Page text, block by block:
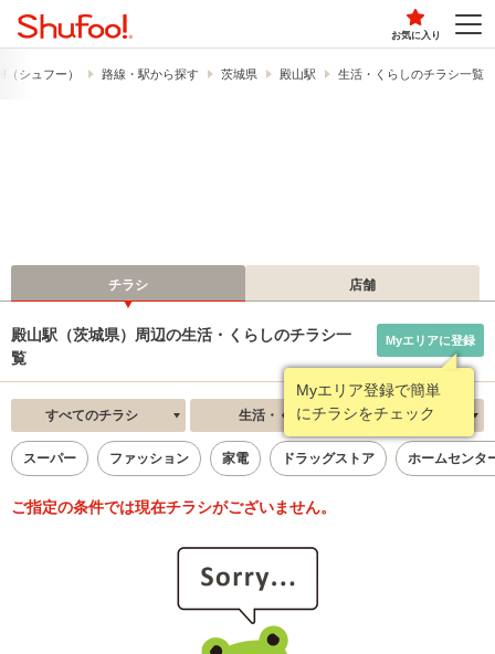
お気に入り
シュフー） 路線・駅から探す 茨城県 殿山駅 生活・くらしのチラシ一覧
チラシ 店舗
殿山駅（茨城県）周辺の生活・くらしのチラシ一
覧
Myエリア登録で簡単
にチラシをチェック
Myエリアに登録
すべてのチラシ 生活・くらし 新着順
スーパー ファッション 家電 ドラッグストア ホームセンタ
ご指定の条件では現在チラシがございません。